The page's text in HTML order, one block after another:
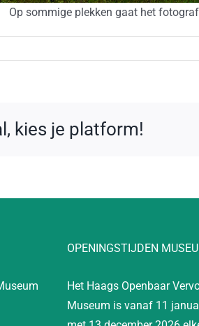
Op sommige plekken gaat het
kies je platform!
OPENINGSTIJDEN
Het Haags Openbaar
Museum is vanaf 11